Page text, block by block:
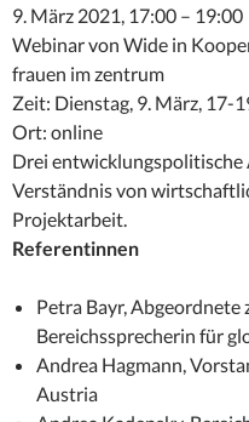
9. März 2021, 17:00 – 19:00
Webinar von Wide in
frauen im zentrum
Zeit: Dienstag, 9. März, 17-
Ort: online
Drei
Verständnis von
Projektarbeit.
Referentinnen
Petra Bayr,
Bereichssprecherin für
Andrea Hagmann,
Austria